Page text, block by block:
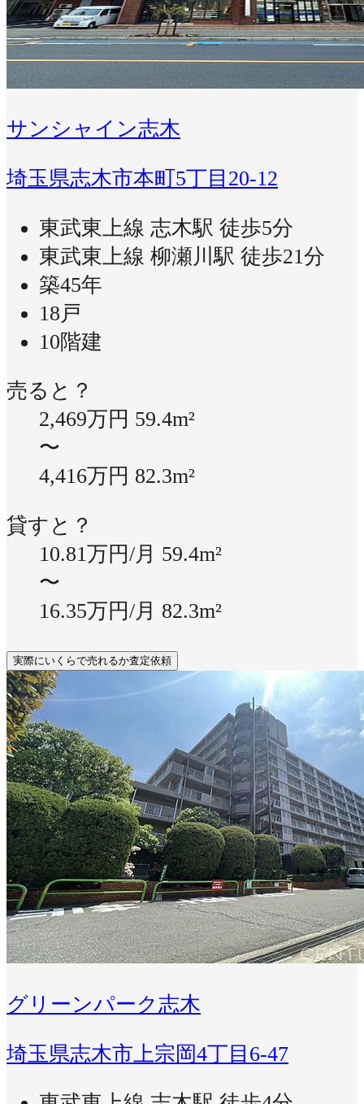
サンシャイン志木
埼玉県志木市本町5丁目20-12
東武東上線 志木駅 徒歩5分
東武東上線 柳瀬川駅 徒歩21分
築45年
18戸
10階建
売ると？
2,469万円 59.4m²
〜
4,416万円 82.3m²
貸すと？
10.81万円/月 59.4m²
〜
16.35万円/月 82.3m²
実際にいくらで売れるか査定依頼
グリーンパーク志木
埼玉県志木市上宗岡4丁目6-47